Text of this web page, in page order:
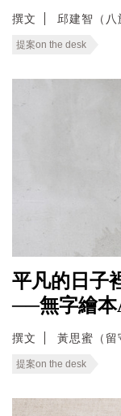
撰文 邱建智（八
提案on the desk
平凡的日子
──無字繪
撰文 黃思蜜（留
提案on the desk